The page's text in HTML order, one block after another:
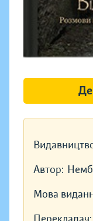
Автор:
Мова